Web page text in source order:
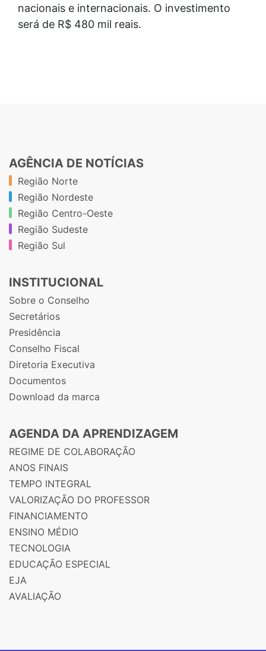
nacionais e internacionais. O investimento
será de R$ 480 mil reais.
AGÊNCIA DE NOTÍCIAS
Região Norte
Região Nordeste
Região Centro-Oeste
Região Sudeste
Região Sul
INSTITUCIONAL
Sobre o Conselho
Secretários
Presidência
Conselho Fiscal
Diretoria Executiva
Documentos
Download da marca
AGENDA DA APRENDIZAGEM
REGIME DE COLABORAÇÃO
ANOS FINAIS
TEMPO INTEGRAL
VALORIZAÇÃO DO PROFESSOR
FINANCIAMENTO
ENSINO MÉDIO
TECNOLOGIA
EDUCAÇÃO ESPECIAL
EJA
AVALIAÇÃO